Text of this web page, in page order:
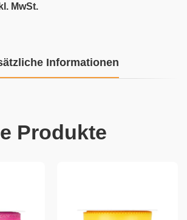
MwSt.
Informationen
Produkte